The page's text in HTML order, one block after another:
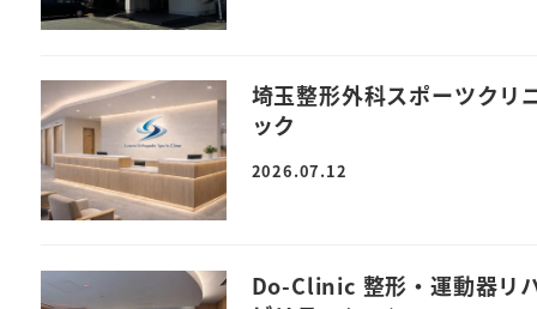
埼玉整形外科スポーツクリ
ック
2026.07.12
Do-Clinic 整形・運動器リ